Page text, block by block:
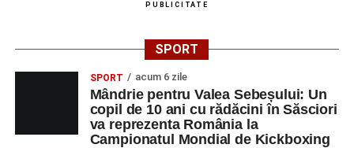
PUBLICITATE
SPORT
SPORT acum 6 zile
Mândrie pentru Valea Sebeșului: Un
copil de 10 ani cu rădăcini în Săsciori
va reprezenta România la
Campionatul Mondial de Kickboxing